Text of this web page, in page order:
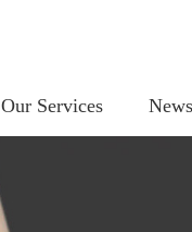
Our Services News